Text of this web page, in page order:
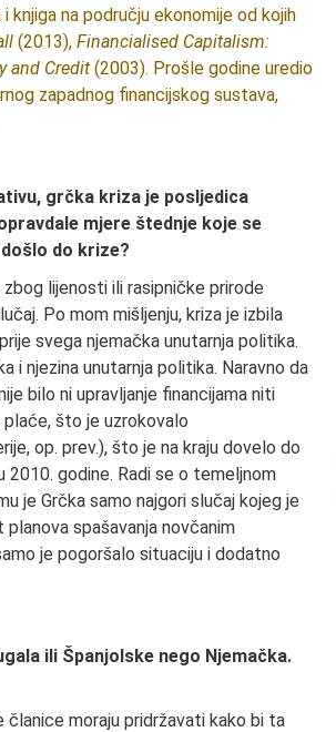
knjiga na području ekonomije od kojih
(2013), Financialised Capitalism:
and Credit (2003). Prošle godine uredio
zapadnog financijskog sustava,
grčka kriza je posljedica
mjere štednje koje se
do krize?
lijenosti ili rasipničke prirode
Po mom mišljenju, kriza je izbila
svega njemačka unutarnja politika.
i njezina unutarnja politika. Naravno da
bilo ni upravljanje financijama niti
što je uzrokovalo
op. prev.), što je na kraju dovelo do
godine. Radi se o temeljnom
je Grčka samo najgori slučaj kojeg je
planova spašavanja novčanim
je pogoršalo situaciju i dodatno
ili Španjolske nego Njemačka.
članice moraju pridržavati kako bi ta